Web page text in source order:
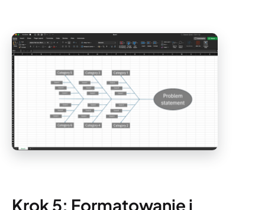
Krok 5: Formatowanie i